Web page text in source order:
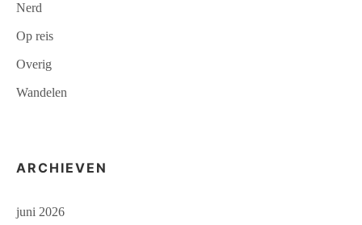
Nerd
Op reis
Overig
Wandelen
ARCHIEVEN
juni 2026